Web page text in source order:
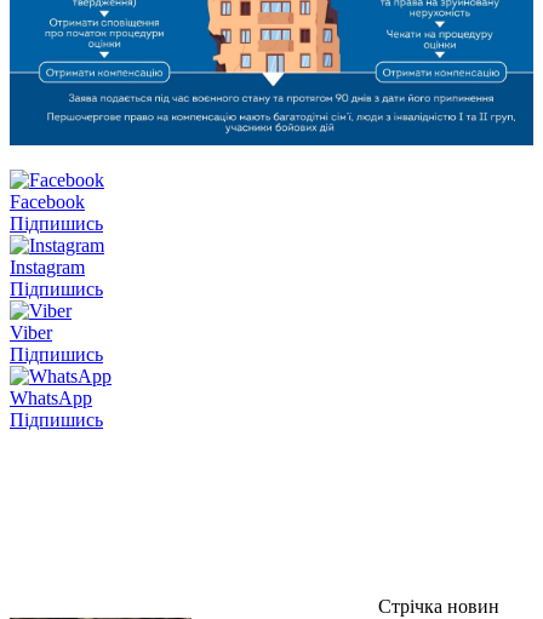
Facebook
Підпишись
Instagram
Підпишись
Viber
Підпишись
WhatsApp
Підпишись
Стрічка новин